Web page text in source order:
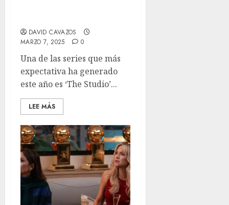
DAVID CAVAZOS
MARZO 7, 2025
0
Una de las series que más
expectativa ha generado
este año es ‘The Studio’...
LEE MÁS